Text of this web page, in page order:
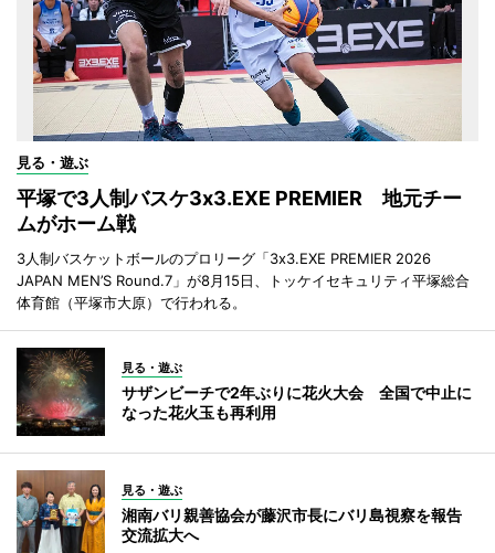
見る・遊ぶ
平塚で3人制バスケ3x3.EXE PREMIER 地元チー
ムがホーム戦
3人制バスケットボールのプロリーグ「3x3.EXE PREMIER 2026
JAPAN MEN’S Round.7」が8月15日、トッケイセキュリティ平塚総合
体育館（平塚市大原）で行われる。
見る・遊ぶ
サザンビーチで2年ぶりに花火大会 全国で中止に
なった花火玉も再利用
見る・遊ぶ
湘南バリ親善協会が藤沢市長にバリ島視察を報告
交流拡大へ